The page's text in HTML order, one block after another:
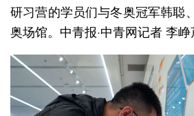
研习营的学员们与冬奥冠军韩聪
奥场馆。中青报·中青网记者 李